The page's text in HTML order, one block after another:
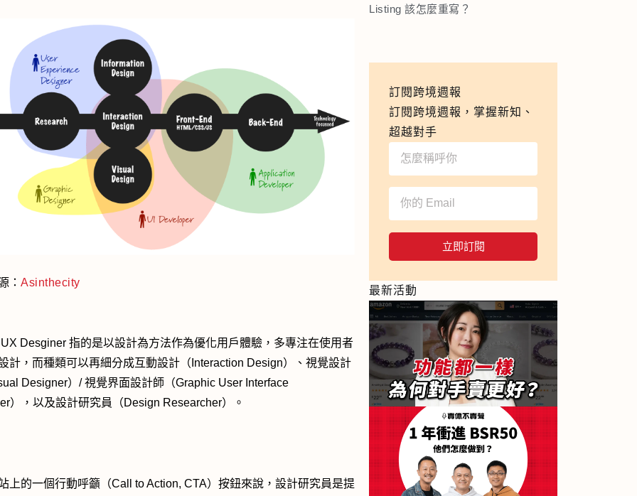
： Asinthecity
Desginer 指的是以設計為方法作為優化用戶體驗，多專注在使用者
計，而種類可以再細分成互動設計（Interaction Design）、視覺設計
Designer）/ 視覺界面設計師（Graphic User Interface
），以及設計研究員（Design Researcher）。
上的一個行動呼籲（Call to Action, CTA）按鈕來說，設計研究員是提
Listing 該怎麼重寫？
訂閱跨境週報
訂閱跨境週報，掌握新知、
超越對手
立即訂閱
最新活動